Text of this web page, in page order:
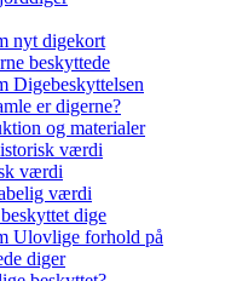
nyt digekort
beskyttede
Digebeskyttelsen
er digerne?
og materialer
værdi
værdi
værdi
dige
Ulovlige forhold på
diger